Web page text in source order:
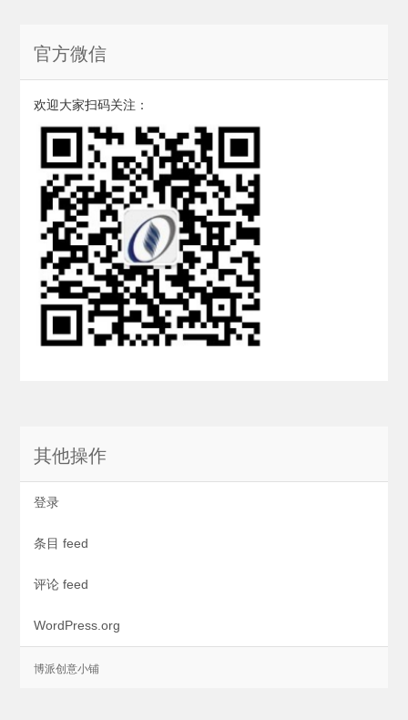
官方微信
欢迎大家扫码关注：
其他操作
登录
条目 feed
评论 feed
WordPress.org